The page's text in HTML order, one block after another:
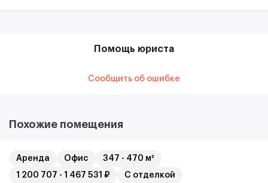
Помощь юриста
Сообщить об ошибке
Похожие помещения
Аренда Офис
347 - 470 м²
1 200 707 - 1 467 531 ₽
С отделкой